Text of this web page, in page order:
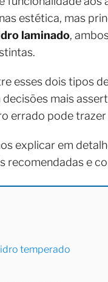
estética, mas
laminado,
esses dois tipos
mais
errado pode
explicar em
recomendadas e
temperado